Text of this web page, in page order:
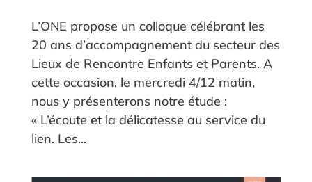
L’ONE propose un colloque célébrant les
20 ans d’accompagnement du secteur des
Lieux de Rencontre Enfants et Parents. A
cette occasion, le mercredi 4/12 matin,
nous y présenterons notre étude :
« L’écoute et la délicatesse au service du
lien. Les...